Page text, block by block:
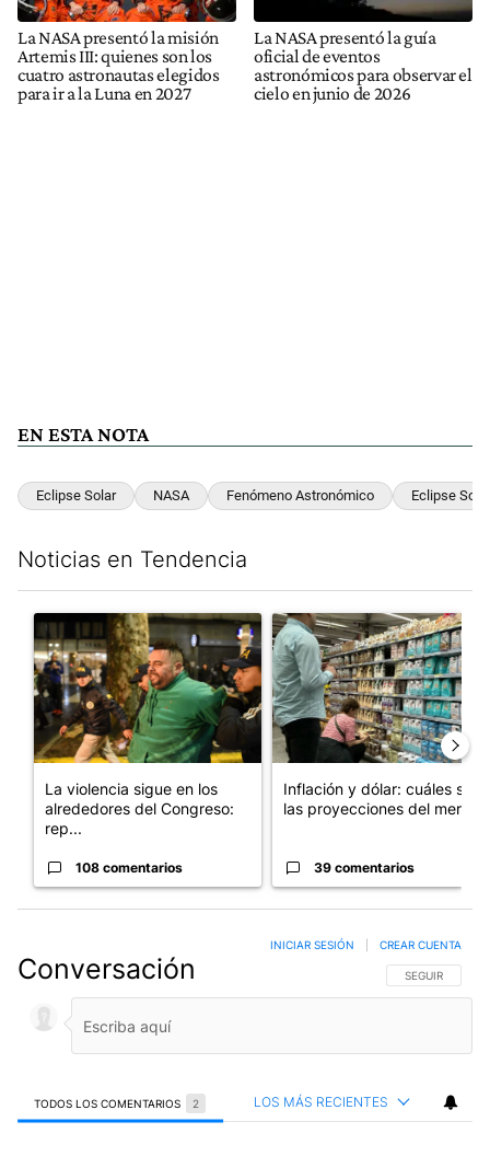
La NASA presentó la misión
Artemis III: quienes son los
cuatro astronautas elegidos
para ir a la Luna en 2027
La NASA presentó la guía
oficial de eventos
astronómicos para observar el
cielo en junio de 2026
EN ESTA NOTA
Eclipse Solar NASA Fenómeno Astronómico Eclipse
Noticias en Tendencia
Un artículo de tendencia con el título "La violencia sigue en
La violencia sigue en los
alrededores del Congreso:
rep...
108 comentarios
Un artículo de tendencia con
Inflación y dólar: cuáles son
las proyecciones del merc...
39 comentarios
Conversación SIGA ESTA
SEGUIR
INICIAR SESIÓN CREAR CUENTA
TODOS LOS COMENTARIOS 2 LOS MÁS RECIENTES